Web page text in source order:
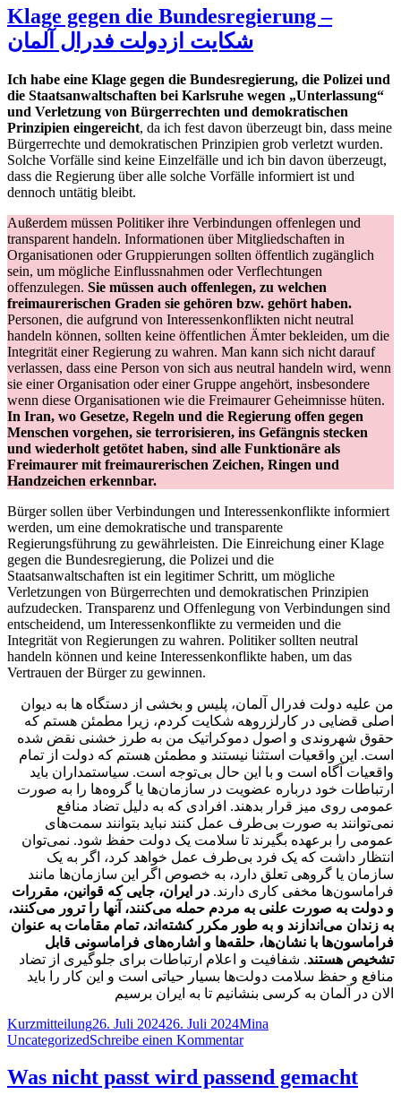
Strom
–
برق
Klage gegen die Bundesregierung –
شکایت ازدولت فدرال آلمان
Ich habe eine Klage gegen die Bundesregierung, die Polizei und
die Staatsanwaltschaften bei Karlsruhe wegen „Unterlassung“
und Verletzung von Bürgerrechten und demokratischen
Prinzipien eingereicht, da ich fest davon überzeugt bin, dass meine
Bürgerrechte und demokratischen Prinzipien grob verletzt wurden.
Solche Vorfälle sind keine Einzelfälle und ich bin davon überzeugt,
dass die Regierung über alle solche Vorfälle informiert ist und
dennoch untätig bleibt.
Außerdem müssen Politiker ihre Verbindungen offenlegen und
transparent handeln. Informationen über Mitgliedschaften in
Organisationen oder Gruppierungen sollten öffentlich zugänglich
sein, um mögliche Einflussnahmen oder Verflechtungen
offenzulegen. Sie müssen auch offenlegen, zu welchen
freimaurerischen Graden sie gehören bzw. gehört haben.
Personen, die aufgrund von Interessenkonflikten nicht neutral
handeln können, sollten keine öffentlichen Ämter bekleiden, um die
Integrität einer Regierung zu wahren. Man kann sich nicht darauf
verlassen, dass eine Person von sich aus neutral handeln wird, wenn
sie einer Organisation oder einer Gruppe angehört, insbesondere
wenn diese Organisationen wie die Freimaurer Geheimnisse hüten.
In Iran, wo Gesetze, Regeln und die Regierung offen gegen
Menschen vorgehen, sie terrorisieren, ins Gefängnis stecken
und wiederholt getötet haben, sind alle Funktionäre als
Freimaurer mit freimaurerischen Zeichen, Ringen und
Handzeichen erkennbar.
Bürger sollen über Verbindungen und Interessenkonflikte informiert
werden, um eine demokratische und transparente
Regierungsführung zu gewährleisten. Die Einreichung einer Klage
gegen die Bundesregierung, die Polizei und die
Staatsanwaltschaften ist ein legitimer Schritt, um mögliche
Verletzungen von Bürgerrechten und demokratischen Prinzipien
aufzudecken. Transparenz und Offenlegung von Verbindungen sind
entscheidend, um Interessenkonflikte zu vermeiden und die
Integrität von Regierungen zu wahren. Politiker sollten neutral
handeln können und keine Interessenkonflikte haben, um das
Vertrauen der Bürger zu gewinnen.
من علیه دولت فدرال آلمان، پلیس و بخشی از دستگاه ها به دیوان
اصلی قضایی در کارلزروهه شکایت کردم، زیرا مطمئن هستم که
حقوق شهروندی و اصول دموکراتیک من به طرز خشنی نقض شده
است. این واقعیات استثنا نیستند و مطمئن هستم که دولت از تمام
واقعیات آگاه است و با این حال بی‌توجه است. سیاستمداران باید
ارتباطات خود درباره عضویت در سازمان‌ها یا گروه‌ها را به صورت
عمومی روی میز قرار بدهند. افرادی که به دلیل تضاد منافع
نمی‌توانند به صورت بی‌طرف عمل کنند نباید بتوانند سمت‌های
عمومی را برعهده بگیرند تا سلامت یک دولت حفظ شود. نمی‌توان
انتظار داشت که یک فرد بی‌طرف عمل خواهد کرد، اگر به یک
سازمان یا گروهی تعلق دارد، به خصوص اگر این سازمان‌ها مانند
فراماسون‌ها مخفی کاری دارند. در ایران، جایی که قوانین، مقررات
و دولت به صورت علنی به مردم حمله می‌کنند، آنها را ترور می‌کنند،
به زندان می‌اندازند و به طور مکرر کشته‌اند، تمام مقامات به عنوان
فراماسون‌ها با نشان‌ها، حلقه‌ها و اشاره‌های فراماسونی قابل
تشخیص هستند. شفافیت و اعلام ارتباطات برای جلوگیری از تضاد
منافع و حفظ سلامت دولت‌ها بسیار حیاتی است و این کار را باید
الان در آلمان به کرسی بنشانیم تا به ایران برسیم
Format
KurzmitteilungVeröffentlicht
am
26. Juli 202426. Juli 2024Autor
Mina
UncategorizedSchreibe einen Kommentarzu
gegen
die
Was nicht passt wird passend gemacht